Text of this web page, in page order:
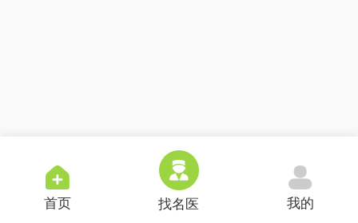
首页 找名医 我的